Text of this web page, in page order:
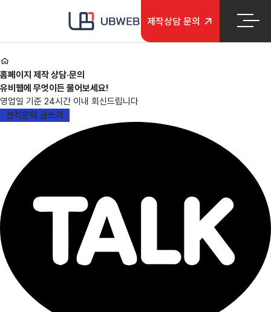
제작상담 문의
홈페이지 제작 상담·문의
유비웹에 무엇이든 물어보세요!
영업일 기준 24시간 이내 회신드립니다
견적문의 글쓰기